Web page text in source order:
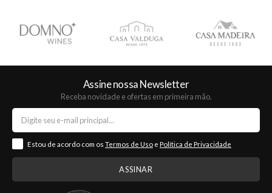
Assine nossa Newsletter
Receba novidade e ofertas em primeira mão.
Estou de acordo com os Termos de Uso e Política de Privacidade